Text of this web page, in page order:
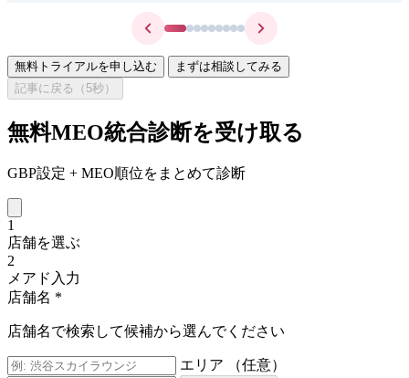
無料トライアルを申し込む
まずは相談してみる
記事に戻る（ 5秒）
無料MEO統合診断を受け取る
GBP設定 + MEO順位をまとめて診断
1
店舗を選ぶ
2
メアド入力
店舗名 *
店舗名で検索して候補から選んでください
エリア （任意）